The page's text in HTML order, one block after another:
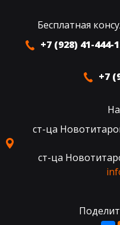
Бесплатная
+7 (928) 41-444-
+7
ст-ца
ст-ца